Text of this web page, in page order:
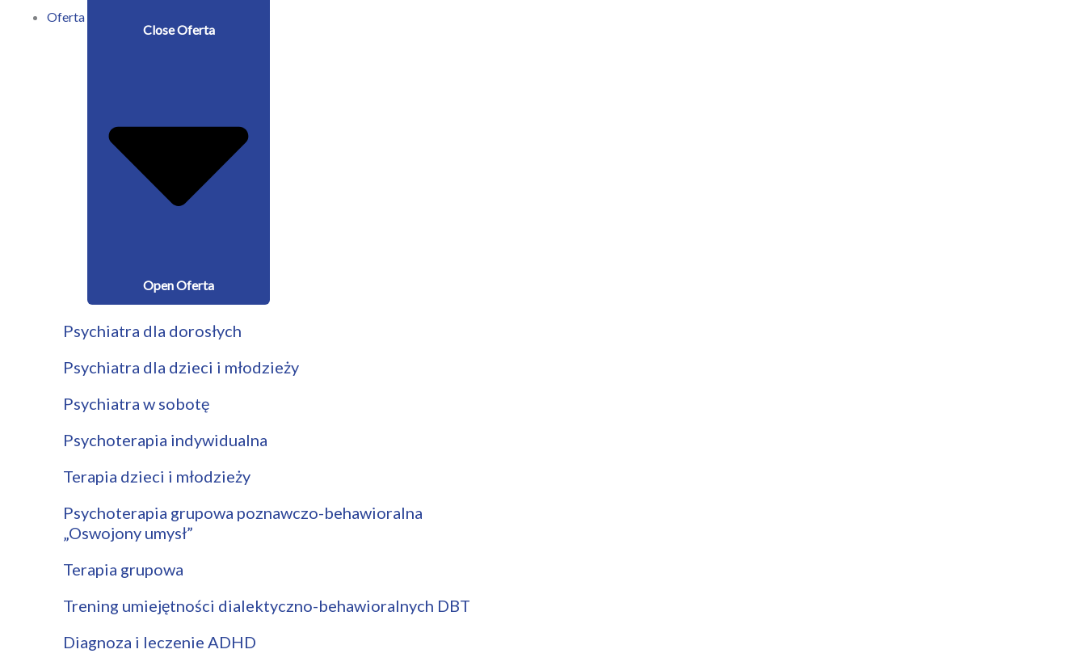
Oferta
Close Oferta
Open Oferta
Psychiatra dla dorosłych
Psychiatra dla dzieci i młodzieży
Psychiatra w sobotę
Psychoterapia indywidualna
Terapia dzieci i młodzieży
Psychoterapia grupowa poznawczo-behawioralna
„Oswojony umysł”
Terapia grupowa
Trening umiejętności dialektyczno-behawioralnych DBT
Diagnoza i leczenie ADHD